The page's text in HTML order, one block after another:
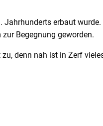
Jahrhunderts erbaut wurde.
Begegnung geworden.
denn nah ist in Zerf